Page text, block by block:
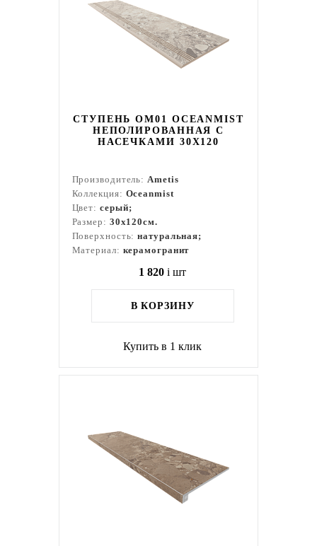
СТУПЕНЬ OM01 OCEANMIST
НЕПОЛИРОВАННАЯ С
НАСЕЧКАМИ 30X120
Производитель:Ametis
Коллекция: Oceanmist
Цвет: серый;
Размер: 30x120см.
Поверхность:натуральная;
Материал: керамогранит
1 820 i шт
В КОРЗИНУ
Купить в 1 клик